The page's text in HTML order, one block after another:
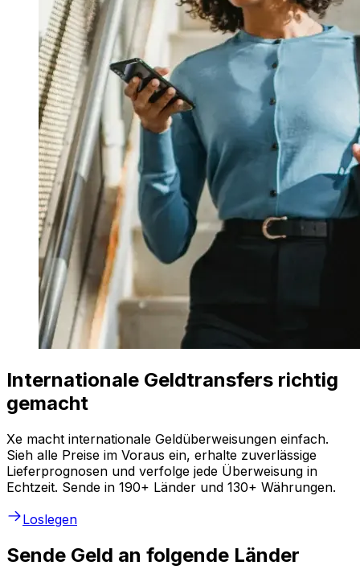
Internationale Geldtransfers richtig
gemacht
Xe macht internationale Geldüberweisungen einfach.
Sieh alle Preise im Voraus ein, erhalte zuverlässige
Lieferprognosen und verfolge jede Überweisung in
Echtzeit. Sende in 190+ Länder und 130+ Währungen.
Loslegen
Sende Geld an folgende Länder